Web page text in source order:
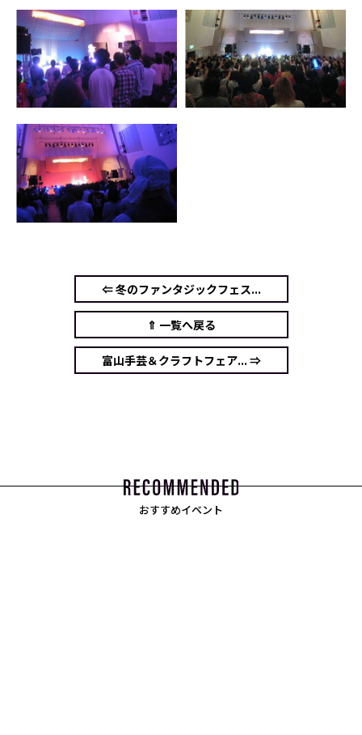
⇐ 冬のファンタジックフェス...
⇑ 一覧へ戻る
富山手芸＆クラフトフェア... ⇒
おすすめイベント